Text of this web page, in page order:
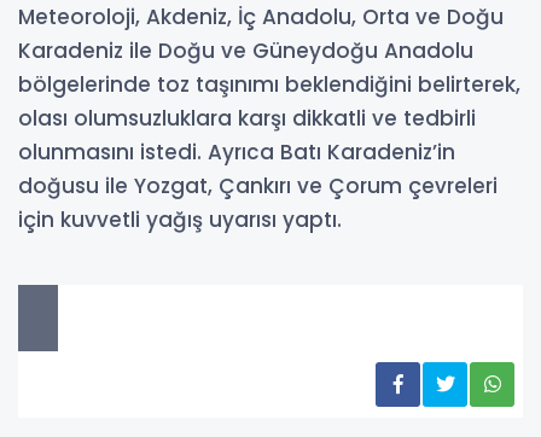
Meteoroloji, Akdeniz, İç Anadolu, Orta ve Doğu
Karadeniz ile Doğu ve Güneydoğu Anadolu
bölgelerinde toz taşınımı beklendiğini belirterek,
olası olumsuzluklara karşı dikkatli ve tedbirli
olunmasını istedi. Ayrıca Batı Karadeniz’in
doğusu ile Yozgat, Çankırı ve Çorum çevreleri
için kuvvetli yağış uyarısı yaptı.